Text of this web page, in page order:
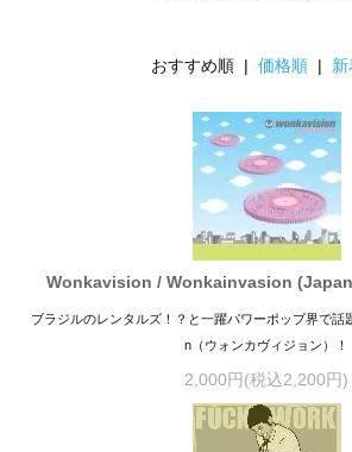
おすすめ順 | 価格順 |
Wonkavision / Wonkainvasion
ブラジルのレンタルズ！？と一躍パワーポップ界で話
n（ウォンカヴィジョン）！
2,000円(税込2,200円)